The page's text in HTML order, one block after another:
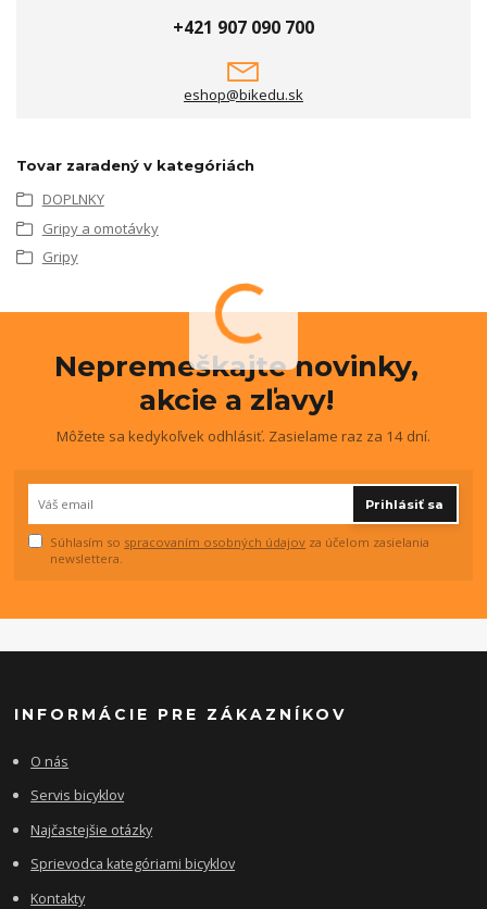
+421 907 090 700
eshop@bikedu.sk
Tovar zaradený v kategóriách
DOPLNKY
Gripy a omotávky
Gripy
Nepremeškajte novinky,
akcie a zľavy!
Môžete sa kedykoľvek odhlásiť. Zasielame raz za 14 dní.
Prihlásiť sa
Súhlasím so spracovaním osobných údajov za účelom zasielania
newslettera.
INFORMÁCIE PRE ZÁKAZNÍKOV
O nás
Servis bicyklov
Najčastejšie otázky
Sprievodca kategóriami bicyklov
Kontakty